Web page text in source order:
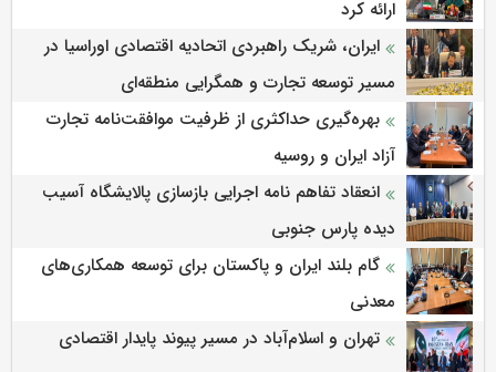
ارائه کرد
ایران، شریک راهبردی اتحادیه اقتصادی اوراسیا در
مسیر توسعه تجارت و همگرایی منطقه‌ای
بهره‌گیری حداکثری از ظرفیت موافقت‌نامه تجارت
آزاد ایران و روسیه
انعقاد تفاهم نامه اجرایی بازسازی پالایشگاه آسیب
دیده پارس جنوبی
گام بلند ایران و پاکستان برای توسعه همکاری‌های
معدنی
تهران و اسلام‌آباد در مسیر پیوند پایدار اقتصادی